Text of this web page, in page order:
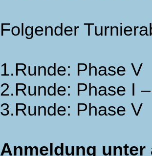
Folgender
1.Runde: Phase V
2.Runde: Phase I
3.Runde: Phase V
Anmeldung unter